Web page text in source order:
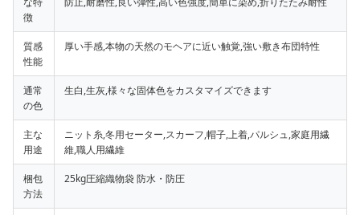
徴
質感
性能
厚い手感,本物の天然のモヘアに近い触覚,強い敷き布団特性
通常
の色
生白,生灰,様々な固体色をカスタマイズできます
主な
用途
ニット糸,冬用セーター,スカーフ,帽子,上着,パルシュ,家庭用繊
維,職人用繊維
梱包
方法
25kg圧縮織物袋 防水・防圧